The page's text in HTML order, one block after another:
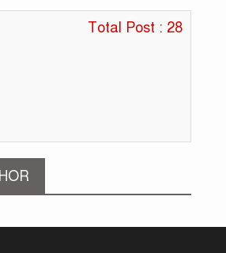
Total Post : 28